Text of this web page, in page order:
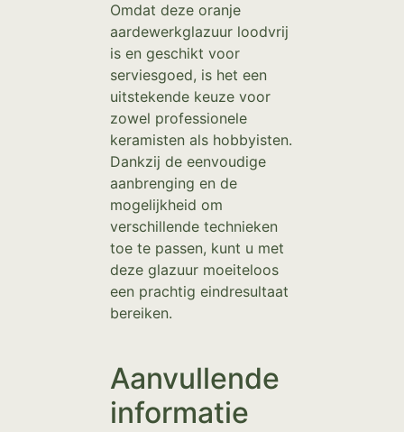
Omdat deze oranje
aardewerkglazuur loodvrij
is en geschikt voor
serviesgoed, is het een
uitstekende keuze voor
zowel professionele
keramisten als hobbyisten.
Dankzij de eenvoudige
aanbrenging en de
mogelijkheid om
verschillende technieken
toe te passen, kunt u met
deze glazuur moeiteloos
een prachtig eindresultaat
bereiken.
Aanvullende
informatie